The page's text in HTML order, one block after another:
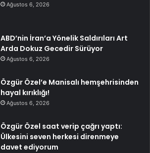
Ağustos 6, 2026
ABD’nin İran’a Yönelik Saldırıları Art
Arda Dokuz Gecedir Sürüyor
Ağustos 6, 2026
Özgür Özel’e Manisalı hemşehrisinden
hayal kırıklığı!
Ağustos 6, 2026
Özgür Özel saat verip çağrı yaptı:
Ülkesini seven herkesi direnmeye
davet ediyorum